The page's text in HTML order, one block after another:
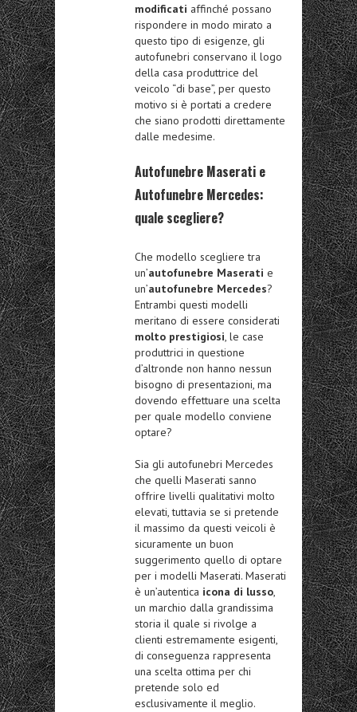
modificati affinché possano
rispondere in modo mirato a
questo tipo di esigenze, gli
autofunebri conservano il logo
della casa produttrice del
veicolo “di base”, per questo
motivo si è portati a credere
che siano prodotti direttamente
dalle medesime.
Autofunebre Maserati e
Autofunebre Mercedes:
quale scegliere?
Che modello scegliere tra
un’autofunebre Maserati e
un’autofunebre Mercedes?
Entrambi questi modelli
meritano di essere considerati
molto prestigiosi, le case
produttrici in questione
d’altronde non hanno nessun
bisogno di presentazioni, ma
dovendo effettuare una scelta
per quale modello conviene
optare?
Sia gli autofunebri Mercedes
che quelli Maserati sanno
offrire livelli qualitativi molto
elevati, tuttavia se si pretende
il massimo da questi veicoli è
sicuramente un buon
suggerimento quello di optare
per i modelli Maserati. Maserati
è un’autentica icona di lusso,
un marchio dalla grandissima
storia il quale si rivolge a
clienti estremamente esigenti,
di conseguenza rappresenta
una scelta ottima per chi
pretende solo ed
esclusivamente il meglio.